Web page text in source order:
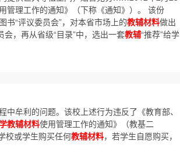
管理工作的通知》（下称《通知》）。 该份
图书“评议委员会”，对本省市场上的教辅材料做出
会，再从省级“目录”中，选出一套教辅“推荐”给学
中牟利的问题。该校上述行为违反了《教育部、
教辅材料使用管理工作的通知》（教基二
校或学生购买任何教辅材料，若学生自愿购买，